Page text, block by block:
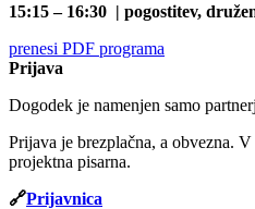
15:15 – 16:30 | pogostitev,
prenesi PDF programa
Prijava
Dogodek je namenjen samo
Prijava je brezplačna, a obvezna.
projektna pisarna.
🔗Prijavnica